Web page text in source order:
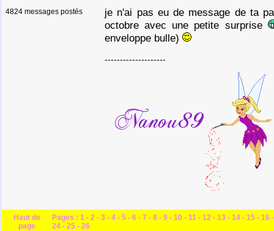
4824 messages postés
je n'ai pas eu de message de ta
octobre avec une petite surprise
enveloppe bulle)
--------------------
Haut de
page
Pages : 1 - 2 - 3 - 4 - 5 - 6 - 7 - 8 - 9 - 10 - 11 - 12 - 13 - 14 - 15 - 16
24 - 25 - 26